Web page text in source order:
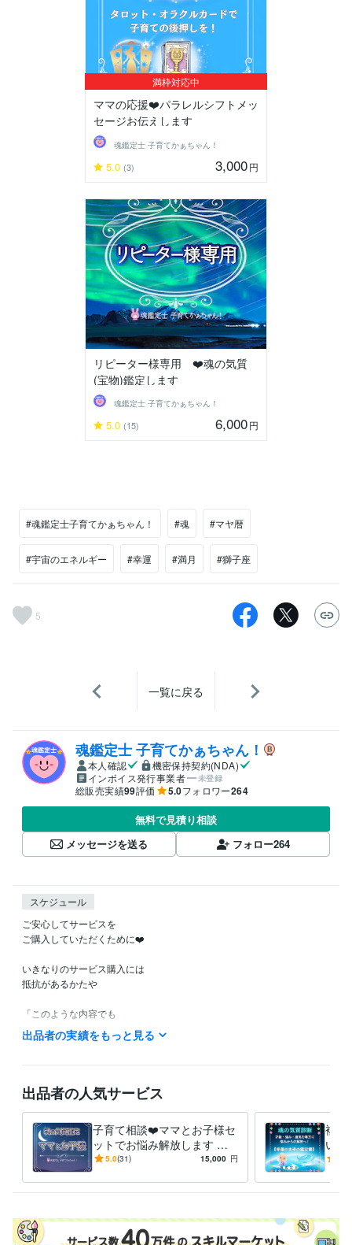
満枠対応中
ママの応援❤️パラレルシフトメッ
セージお伝えします
魂鑑定士 子育てかぁちゃん！
5.0 (3) 3,000円
リピーター様専用 ❤️魂の気質
(宝物)鑑定します
魂鑑定士 子育てかぁちゃん！
5.0 (15) 6,000円
#魂鑑定士子育てかぁちゃん！ #魂 #マヤ暦
#宇宙のエネルギー #幸運 #満月 #獅子座
5
一覧に戻る
魂鑑定士 子育てかぁちゃん！
本人確認
機密保持契約(NDA)
インボイス発行事業者
未登録
総販売実績99評価 5.0フォロワー264
無料で見積り相談
メッセージを送る
フォロー264
スケジュール
ご安心してサービスを
ご購入していただくために❤️
いきなりのサービス購入には
抵抗があるかたや
「このような内容でも
鑑定してもらえるのかなぁ？」など
お気軽に
ホーム画面の「メッセージ」
のところから
お問い合わせください。
こちらから
返信させていただきまして
させていただきます❤️
出品者の実績をもっと見る
出品者の人気サービス
子育て相談❤️ママとお子様セ
ットでお悩み解放します 親
子の「魂の気質」から読み解
5.0(31) 15,000 円
複数
いる
の
めに